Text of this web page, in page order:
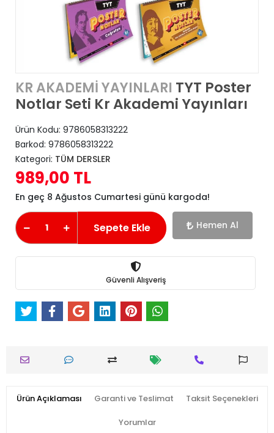
KR AKADEMİ YAYINLARI TYT Poster
Notlar Seti Kr Akademi Yayınları
Ürün Kodu: 9786058313222
Barkod: 9786058313222
Kategori: TÜM DERSLER
989,00 TL
En geç 8 Ağustos Cumartesi günü kargoda!
Sepete Ekle Hemen Al
Güvenli Alışveriş
Ürün Açıklaması Garanti ve Teslimat Taksit Seçenekleri
Yorumlar